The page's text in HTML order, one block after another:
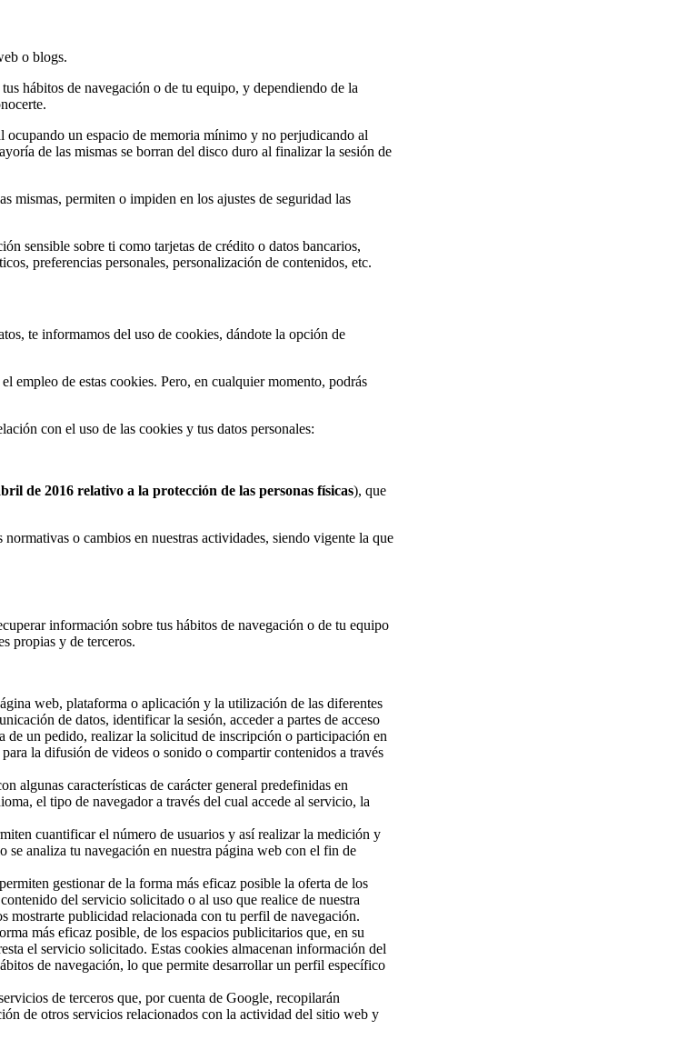
o blogs.
hábitos de navegación o de tu equipo, y dependiendo de la
un espacio de memoria mínimo y no perjudicando al
de las mismas se borran del disco duro al finalizar la sesión de
mismas, permiten o impiden en los ajustes de seguridad las
sensible sobre ti como tarjetas de crédito o datos bancarios,
preferencias personales, personalización de contenidos, etc.
te informamos del uso de cookies, dándote la opción de
empleo de estas cookies. Pero, en cualquier momento, podrás
con el uso de las cookies y tus datos personales:
de 2016 relativo a la protección de las personas físicas), que
o cambios en nuestras actividades, siendo vigente la que
información sobre tus hábitos de navegación o de tu equipo
propias y de terceros.
web, plataforma o aplicación y la utilización de las diferentes
de datos, identificar la sesión, acceder a partes de acceso
de un pedido, realizar la solicitud de inscripción o participación en
la difusión de videos o sonido o compartir contenidos a través
algunas características de carácter general predefinidas en
el tipo de navegador a través del cual accede al servicio, la
cuantificar el número de usuarios y así realizar la medición y
analiza tu navegación en nuestra página web con el fin de
gestionar de la forma más eficaz posible la oferta de los
del servicio solicitado o al uso que realice de nuestra
mostrarte publicidad relacionada con tu perfil de navegación.
más eficaz posible, de los espacios publicitarios que, en su
el servicio solicitado. Estas cookies almacenan información del
de navegación, lo que permite desarrollar un perfil específico
de terceros que, por cuenta de Google, recopilarán
de otros servicios relacionados con la actividad del sitio web y